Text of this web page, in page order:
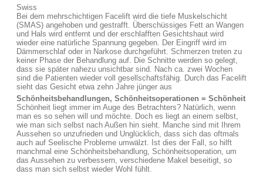
Swiss
Bei dem mehrschichtigen Facelift wird die tiefe Muskelschicht
(SMAS) angehoben und gestrafft. Überschüssiges Fett an Wangen
und Hals wird entfernt und der erschlafften Gesichtshaut wird
wieder eine natürliche Spannung gegeben. Der Eingriff wird im
Dämmerschlaf oder in Narkose durchgeführt. Schmerzen treten zu
keiner Phase der Behandlung auf. Die Schnitte werden so gelegt,
dass sie später nahezu unsichtbar sind. Nach ca. zwei Wochen
sind die Patienten wieder voll gesellschaftsfähig. Durch das Facelift
sieht das Gesicht etwa zehn Jahre jünger aus
Schönheitsbehandlungen, Schönheitsoperationen = Schönheit
Schönheit liegt immer im Auge des Betrachters? Natürlich, wenn
man es so sehen will und möchte. Doch es liegt an einem selbst,
wie man sich selbst nach Außen hin sieht. Manche sind mit Ihrem
Aussehen so unzufrieden und Unglücklich, dass sich das oftmals
auch auf Seelische Probleme umwälzt. Ist dies der Fall, so hilft
manchmal eine Schönheitsbehandlung, Schönheitsoperation, um
das Aussehen zu verbessern, verschiedene Makel beseitigt, so
dass man sich selbst wieder Wohl fühlt.